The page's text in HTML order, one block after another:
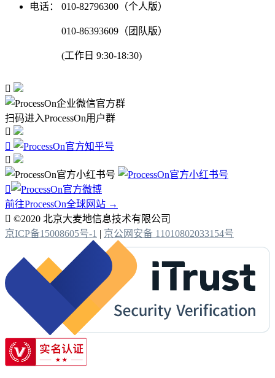
电话：
010-82796300（个人版）
010-86393609（团队版）
(工作日 9:30-18:30)

扫码进入ProcessOn用户群




前往ProcessOn全球网站 →
 ©2020 北京大麦地信息技术有限公司
京ICP备15008605号-1 | 京公网安备 11010802033154号